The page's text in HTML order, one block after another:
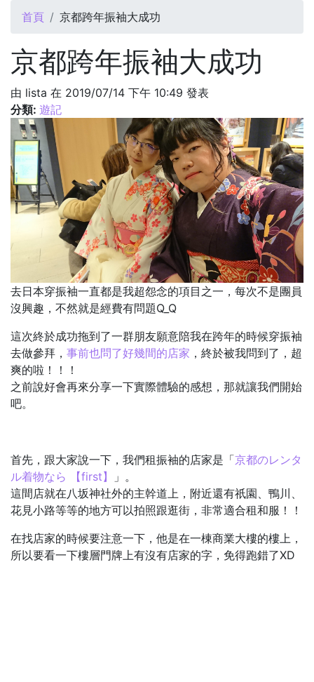
您在這裡
首頁 京都跨年振袖大成功
京都跨年振袖大成功
由 lista 在 2019/07/14 下午 10:49 發表
分類: 遊記
去日本穿振袖一直都是我超怨念的項目之一，每次不是團員
沒興趣，不然就是經費有問題Q_Q
這次終於成功拖到了一群朋友願意陪我在跨年的時候穿振袖
去做參拜， 事前也問了好幾間的店家 ，終於被我問到了，超
爽的啦！！！
之前說好會再來分享一下實際體驗的感想，那就讓我們開始
吧。
首先，跟大家說一下，我們租振袖的店家是「京都のレンタ
ル着物なら 【first】
」。
這間店就在八坂神社外的主幹道上，附近還有祇園、鴨川、
花見小路等等的地方可以拍照跟逛街，非常適合租和服！！
在找店家的時候要注意一下，他是在一棟商業大樓的樓上，
所以要看一下樓層門牌上有沒有店家的字，免得跑錯了XD